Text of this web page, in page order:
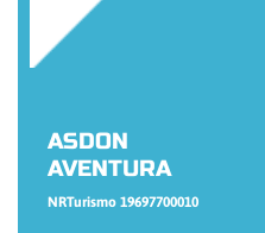
ASDON
AVENTURA
NRTurismo 19697700010